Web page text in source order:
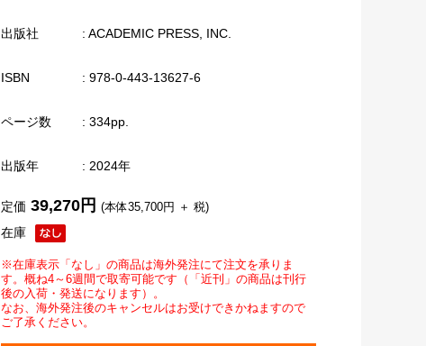
出版社 : ACADEMIC PRESS, INC.
ISBN : 978-0-443-13627-6
ページ数 : 334pp.
出版年 : 2024年
在庫
定価 39,270円 (本体35,700円 ＋ 税)
※在庫表示「なし」の商品は海外発注にて注文を承りま
す。概ね4～6週間で取寄可能です（「近刊」の商品は刊行
後の入荷・発送になります）。
なお、海外発注後のキャンセルはお受けできかねますので
ご了承ください。